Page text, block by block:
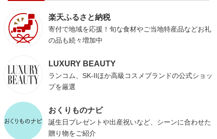
楽天ふるさと納税
寄付で地域を応援！旬な食材やご当地特産品などお礼
の品も続々増加中
LUXURY BEAUTY
ランコム、SK-IIほか高級コスメブランドの公式ショッ
プを厳選
おくりものナビ
誕生日プレゼントや出産祝いなど、シーンに合わせた
贈り物をご紹介